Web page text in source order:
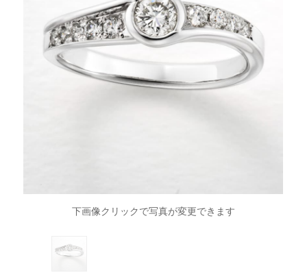
下画像クリックで写真が変更できます